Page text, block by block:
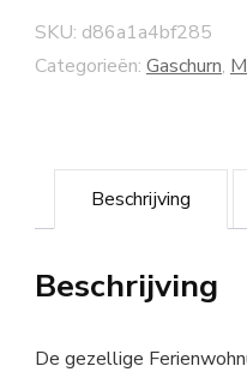
SKU: d86a1a4bf285
Categorieën: Gaschurn,
Beschrijving
Beschrijving
De gezellige